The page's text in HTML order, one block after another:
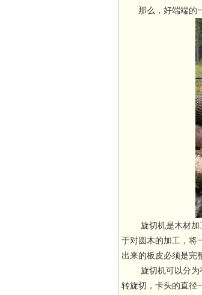
那么，好端端的
旋切机是木材加工
于对圆木的加工，将
出来的板皮必须是完
旋切机可以分为有
转旋切，卡头的直径